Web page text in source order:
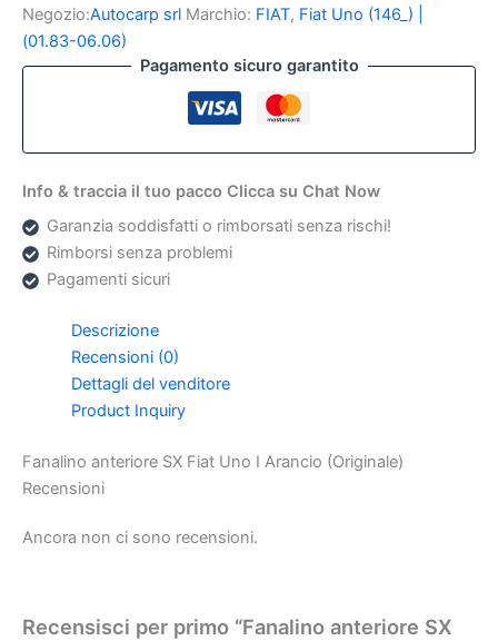
Fiat
Uno
Negozio:Autocarp srl Marchio: FIAT, Fiat Uno (146_) |
(01.83-06.06)
Pagamento sicuro garantito
Info & traccia il tuo pacco Clicca su Chat Now
Garanzia soddisfatti o rimborsati senza rischi!
Rimborsi senza problemi
Pagamenti sicuri
Descrizione
Recensioni (0)
Dettagli del venditore
Product Inquiry
Fanalino anteriore SX Fiat Uno I Arancio (Originale)
Recensioni
Ancora non ci sono recensioni.
Recensisci per primo “Fanalino anteriore SX